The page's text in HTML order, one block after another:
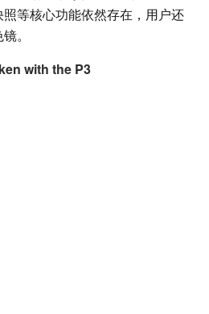
等核心功能依然存在，用户还
。
with the P3